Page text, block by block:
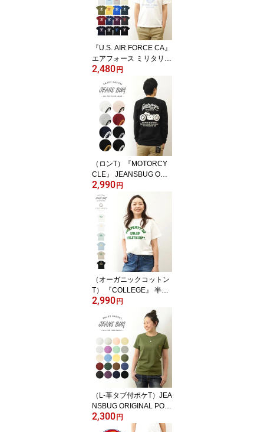
ブランド 丸胴 厚手 ティ
ーシャツ おしゃれ 白 黒
アメリカ 空軍 米軍 Air F
orce イカリ 【ST-AFANC
HO】
『U.S. AIR FORCE CA』
エアフォース ミリタリー
プリント 半袖 Tシャツ メ
ンズ レディース ゆった
り オーバーサイズ 大き
いサイズ ビッグサイズ対
応 XL 2L XXL 3L オリジ
ナル ブランド 丸胴 厚手
ティーシャツ おしゃれ
白 黒 アメリカ 空軍 米軍
USAF 【ST-CA】
2,480円
（ロンT）『MOTORCY
CLE』 JEANSBUG ORI
GINAL 長袖 Tシャツ オリ
ジナル バイカー プリン
ト Tシャツ メンズ レディ
ース 大きいサイズ ビッ
グサイズ対応 丸胴 クル
ーネック 袖リブ インナ
ー モーターサイクル ア
メリカン バイク ガレー
ジ 白 黒 【LRT-MOTO
R】
2,990円
（オーガニックコットン
T） 『COLLEGE』 半袖
Tシャツ レディース ゆっ
たり オーバーサイズ 大
きいサイズ 大きめ メン
ズ ユニセックス ORGABI
TS ブランド 綿100% カ
ジュアル トップス ティ
ーシャツ まとめ買い お
しゃれ プリント カレッ
ジ ロゴ 大学 アメカジ
【OGS-CLG】
2,990円
（L-革タブ付ポケT）JEA
NSBUG ORIGINAL POC
KET T-SHIRT オリジナル
本革 タブ アクセント 半
2,300円